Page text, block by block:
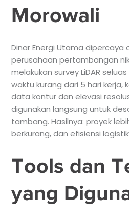
Morowali
Dinar Energi Utama dipercaya
perusahaan pertambangan
melakukan survey LiDAR
waktu kurang dari 5 hari kerja,
data kontur dan elevasi
digunakan langsung untuk
tambang. Hasilnya: proyek
berkurang, dan efisiensi
Tools dan
yang